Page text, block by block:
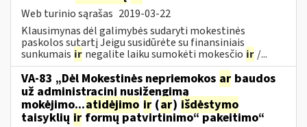
Web turinio sąrašas 2019-03-22
Klausimynas dėl galimybės sudaryti mokestinės
paskolos sutartį Jeigu susidūrėte su finansiniais
sunkumais ir negalite laiku sumokėti mokesčio ir /...
VA-83 „Dėl Mokestinės nepriemokos ar baudos
už administracinį nusižengimą
mokėjimo...atidėjimo ir (ar) išdėstymo
taisyklių ir formų patvirtinimo“ pakeitimo“